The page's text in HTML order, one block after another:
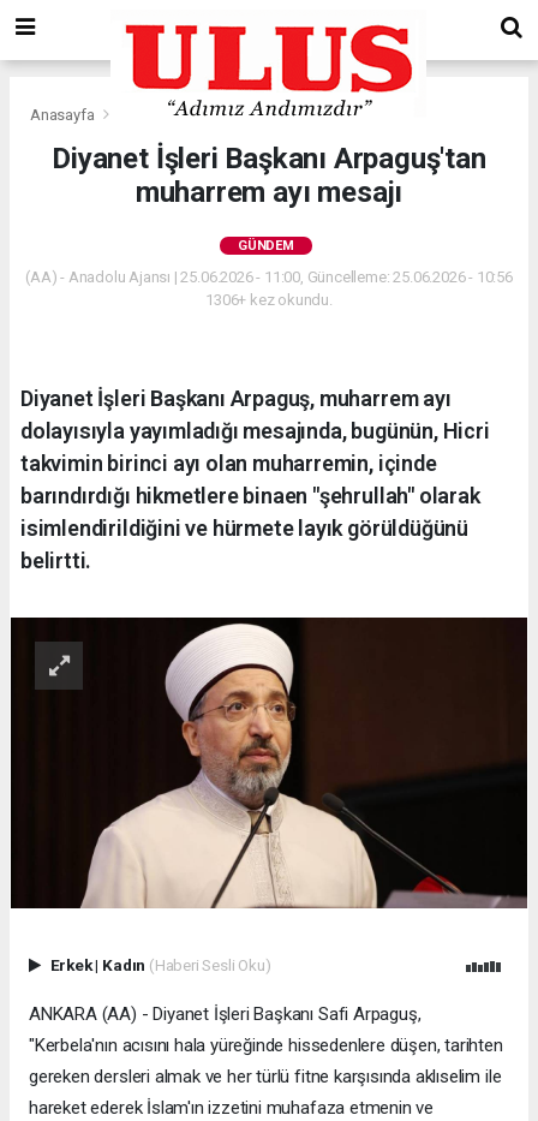
Anasayfa Gündem
Diyanet İşleri Başkanı Arpaguş'tan
muharrem ayı mesajı
GÜNDEM
(AA) - Anadolu Ajansı | 25.06.2026 - 11:00, Güncelleme: 25.06.2026 - 10:56
1306+ kez okundu.
Diyanet İşleri Başkanı Arpaguş, muharrem ayı
dolayısıyla yayımladığı mesajında, bugünün, Hicri
takvimin birinci ayı olan muharremin, içinde
barındırdığı hikmetlere binaen "şehrullah" olarak
isimlendirildiğini ve hürmete layık görüldüğünü
belirtti.
Erkek| Kadın (Haberi Sesli Oku)
ANKARA (AA) - Diyanet İşleri Başkanı Safi Arpaguş,
"Kerbela'nın acısını hala yüreğinde hissedenlere düşen, tarihten
gereken dersleri almak ve her türlü fitne karşısında aklıselim ile
hareket ederek İslam'ın izzetini muhafaza etmenin ve